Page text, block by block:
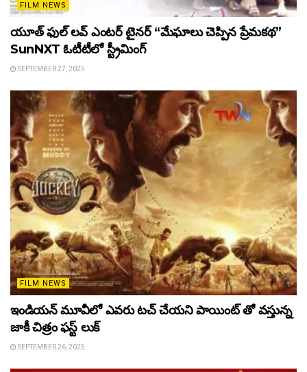
FILM NEWS
యూత్ ఫుల్ లవ్ ఎంటర్ టైనర్ “మేఘాలు చెప్పిన ప్రేమకథ”
SunNXT ఓటీటీలో స్ట్రీమింగ్
SEPTEMBER 27, 2025
FILM NEWS
ఇండియన్ మూవీలో ఎవరు టచ్ చేయని పాయింట్ తో వస్తున్న
జాకీ చిత్రం ఫస్ట్ లుక్
SEPTEMBER 26, 2025